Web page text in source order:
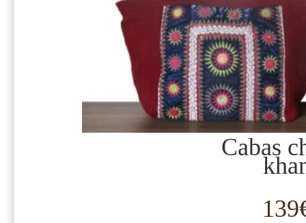
Cabas